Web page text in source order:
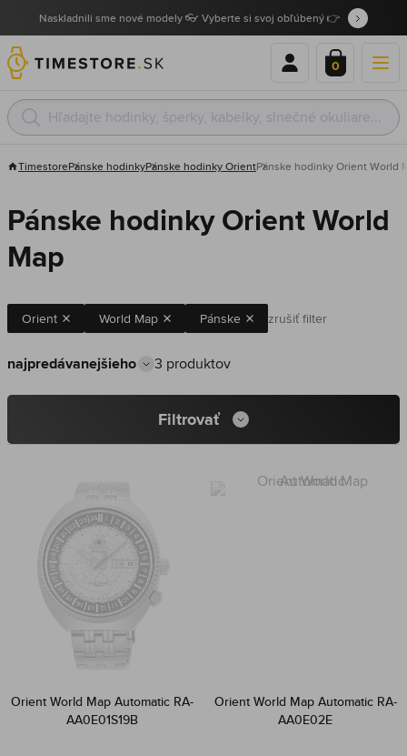
Naskladnili sme nové modely 👓 Vyberte si svoj obľúbený 👉
0
TimestorePánske hodinkyPánske hodinky OrientPánske hodinky Orient World
Pánske hodinky Orient World
Map
Orient World Map Pánske zrušiť filter
3 produktov
Filtrovať
Orient World Map Automatic RA-
AA0E01S19B
Orient World Map Automatic RA-
AA0E02E